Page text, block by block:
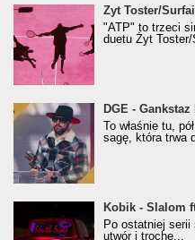
Żyt Toster/SurfAir - ATP
Żyt Toster/
"ATP" to trzeci
duetu Żyt
donGURALesko z
Klasyczny/
(Popkillery 2023)
DGE -
To właśnie tu,
sagę, która trwa
Kobik - Slalom ft. Jan-
[Official Music
Kobik - Slalom
Po ostatniej
utwór i trochę...